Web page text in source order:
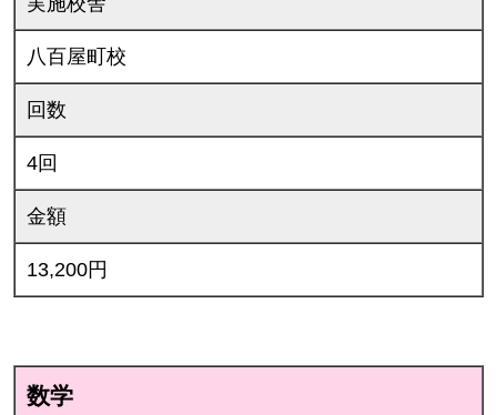
八百屋町校
回数
4回
金額
13,200円
数学